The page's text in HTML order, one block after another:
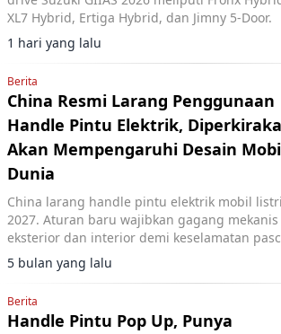
XL7 Hybrid, Ertiga Hybrid, dan Jimny 5-Door.
1 hari yang lalu
Berita
China Resmi Larang Penggunaan
Handle Pintu Elektrik,
Akan Mempengaruhi Desain
Dunia
China larang handle pintu elektrik mobil
2027. Aturan baru wajibkan gagang mekanis
eksterior dan interior demi keselamatan
kecelakaan, potensi ubah desain global.
5 bulan yang lalu
Berita
Handle Pintu Pop Up, Punya